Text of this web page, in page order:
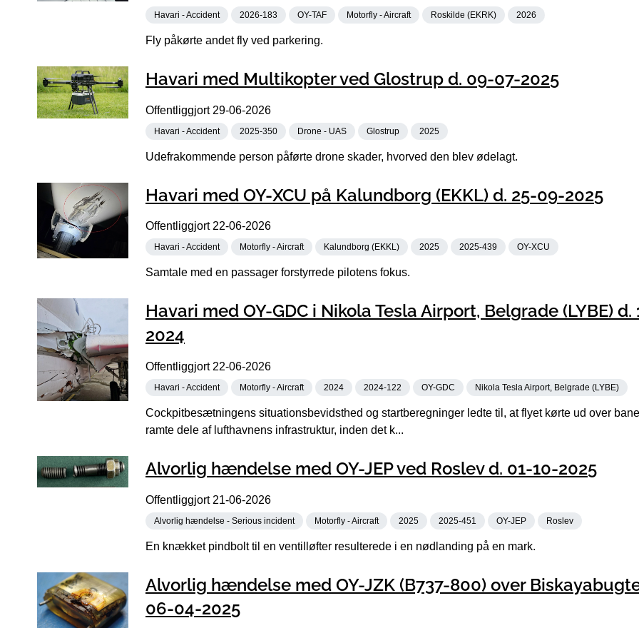
Havari - Accident 2026-183 OY-TAF Motorfly - Aircraft Roskilde (EKRK) 2026
Fly påkørte andet fly ved parkering.
Havari med Multikopter ved Glostrup d. 09-07-2025
Offentliggjort 29-06-2026
Havari - Accident 2025-350 Drone - UAS Glostrup 2025
Udefrakommende person påførte drone skader, hvorved den blev ødelagt.
Havari med OY-XCU på Kalundborg (EKKL) d. 25-09-2025
Offentliggjort 22-06-2026
Havari - Accident Motorfly - Aircraft Kalundborg (EKKL) 2025 2025-439 OY-XCU
Samtale med en passager forstyrrede pilotens fokus.
Havari med OY-GDC i Nikola Tesla Airport, Belgrade (LYBE) d.
2024
Offentliggjort 22-06-2026
Havari - Accident Motorfly - Aircraft 2024 2024-122 OY-GDC Nikola Tesla Airport, Belgrade (LYBE)
Cockpitbesætningens situationsbevidsthed og startberegninger ledte til, at flyet kørte ud over
ramte dele af lufthavnens infrastruktur, inden det k...
Alvorlig hændelse med OY-JEP ved Roslev d. 01-10-2025
Offentliggjort 21-06-2026
Alvorlig hændelse - Serious incident Motorfly - Aircraft 2025 2025-451 OY-JEP Roslev
En knækket pindbolt til en ventilløfter resulterede i en nødlanding på en mark.
Alvorlig hændelse med OY-JZK (B737-800) over
06-04-2025